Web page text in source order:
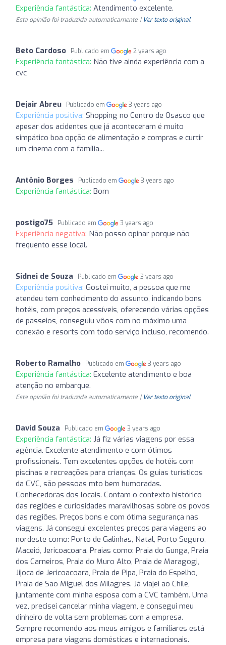
Experiência fantástica: Atendimento excelente.
Esta opinião foi traduzida automaticamente. | Ver texto original
Beto Cardoso Publicado em 2 years ago
Experiência fantástica: Não tive ainda experiência com a
cvc
Dejair Abreu Publicado em 3 years ago
Experiência positiva: Shopping no Centro de Osasco que
apesar dos acidentes que já aconteceram é muito
simpático boa opção de alimentação e compras e curtir
um cinema com a família...
Antônio Borges Publicado em 3 years ago
Experiência fantástica: Bom
postigo75 Publicado em 3 years ago
Experiência negativa: Não posso opinar porque não
frequento esse local.
Sidnei de Souza Publicado em 3 years ago
Experiência positiva: Gostei muito, a pessoa que me
atendeu tem conhecimento do assunto, indicando bons
hotéis, com preços acessíveis, oferecendo várias opções
de passeios, conseguiu vôos com no máximo uma
conexão e resorts com todo serviço incluso, recomendo.
Roberto Ramalho Publicado em 3 years ago
Experiência fantástica: Excelente atendimento e boa
atenção no embarque.
Esta opinião foi traduzida automaticamente. | Ver texto original
David Souza Publicado em 3 years ago
Experiência fantástica: Já fiz várias viagens por essa
agência. Excelente atendimento e com ótimos
profissionais. Tem excelentes opções de hotéis com
piscinas e recreações para crianças. Os guias turísticos
da CVC, são pessoas mto bem humoradas.
Conhecedoras dos locais. Contam o contexto histórico
das regiões e curiosidades maravilhosas sobre os povos
das regiões. Preços bons e com ótima segurança nas
viagens. Já consegui excelentes preços para viagens ao
nordeste como: Porto de Galinhas, Natal, Porto Seguro,
Maceió, Jericoacoara. Praias como: Praia do Gunga, Praia
dos Carneiros, Praia do Muro Alto, Praia de Maragogi,
Jijoca de Jericoacoara, Praia de Pipa, Praia do Espelho,
Praia de São Miguel dos Milagres. Já viajei ao Chile,
juntamente com minha esposa com a CVC também. Uma
vez, precisei cancelar minha viagem, e consegui meu
dinheiro de volta sem problemas com a empresa.
Sempre recomendo aos meus amigos e familiares está
empresa para viagens domésticas e internacionais.